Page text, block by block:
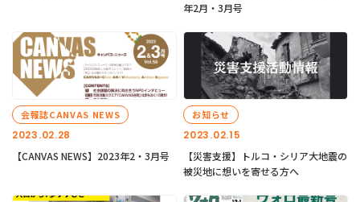
年2月・3月号
2023.02.28
会報誌CANVAS NEWS
【CANVAS NEWS】2023年2・3月号
2023.02.15
お知らせ
【災害支援】トルコ・シリア大地震の
被災地に想いを寄せる方へ